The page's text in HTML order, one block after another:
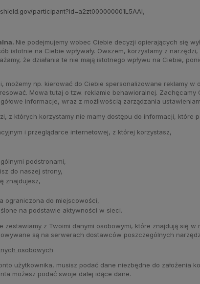
participant?id=a2zt000000001L5AAI,
Nie podejmujemy wobec Ciebie decyzji opierających się
istotnie na Ciebie wpływały. Owszem, korzystamy z
że działania te nie mają istotnego wpływu na Ciebie,
możemy np. kierować do Ciebie spersonalizowane reklamy
Mowa tutaj o tzw. reklamie behawioralnej.
informacje, wraz z możliwością zarządzania
z których korzystamy nie mamy dostępu do informacji,
i przeglądarce internetowej, z której korzystasz,
podstronami,
do naszej strony,
znajdujesz,
ograniczona do miejscowości,
na podstawie aktywności w sieci.
zestawiamy z Twoimi danymi osobowymi, które znajdują się
są na serwerach dostawców poszczególnych
osobowych
użytkownika, musisz podać dane niezbędne do założenia
możesz podać swoje dalej idące dane.